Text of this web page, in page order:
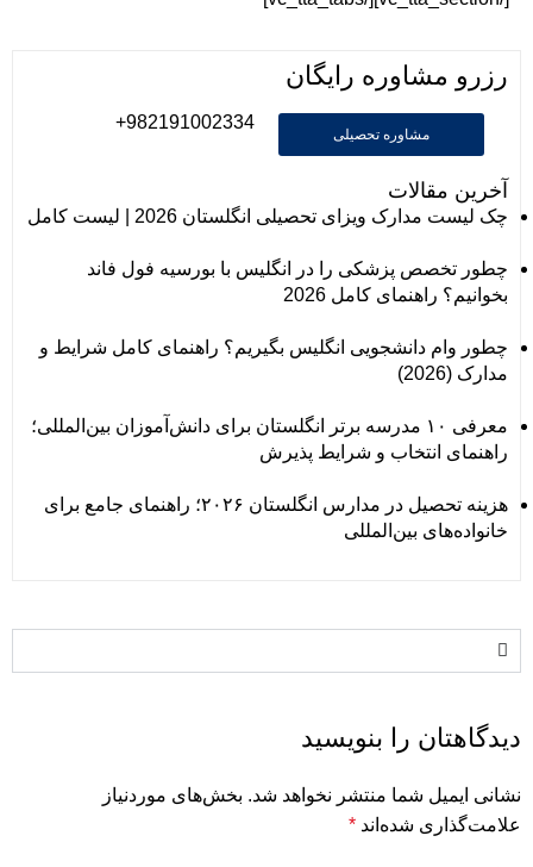
رزرو مشاوره رایگان
مشاوره تحصیلی
982191002334+
آخرین مقالات
چک لیست مدارک ویزای تحصیلی انگلستان 2026 | لیست کامل
چطور تخصص پزشکی را در انگلیس با بورسیه فول فاند
بخوانیم؟ راهنمای کامل 2026
چطور وام دانشجویی انگلیس بگیریم؟ راهنمای کامل شرایط و
مدارک (2026)
معرفی ۱۰ مدرسه برتر انگلستان برای دانش‌آموزان بین‌المللی؛
راهنمای انتخاب و شرایط پذیرش
هزینه تحصیل در مدارس انگلستان ۲۰۲۶؛ راهنمای جامع برای
خانواده‌های بین‌المللی
دیدگاهتان را بنویسید
نشانی ایمیل شما منتشر نخواهد شد. بخش‌های موردنیاز
علامت‌گذاری شده‌اند *